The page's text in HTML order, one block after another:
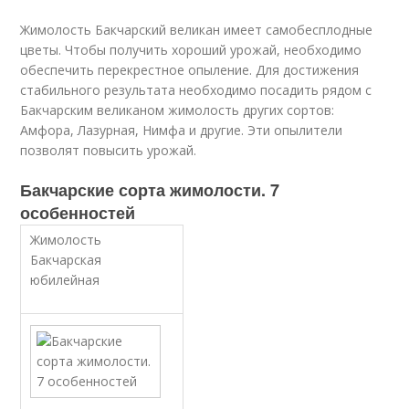
Жимолость Бакчарский великан имеет самобесплодные
цветы. Чтобы получить хороший урожай, необходимо
обеспечить перекрестное опыление. Для достижения
стабильного результата необходимо посадить рядом с
Бакчарским великаном жимолость других сортов:
Амфора, Лазурная, Нимфа и другие. Эти опылители
позволят повысить урожай.
Бакчарские сорта жимолости. 7
особенностей
Жимолость
Бакчарская
юбилейная